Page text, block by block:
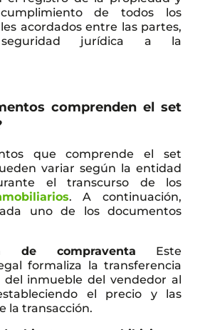
de todos los
acordados entre las partes,
seguridad jurídica a la
comprenden el set
que comprende el set
variar según la entidad
el transcurso de los
. A continuación,
uno de los documentos
de compraventa Este
formaliza la transferencia
inmueble del vendedor al
el precio y las
la transacción.